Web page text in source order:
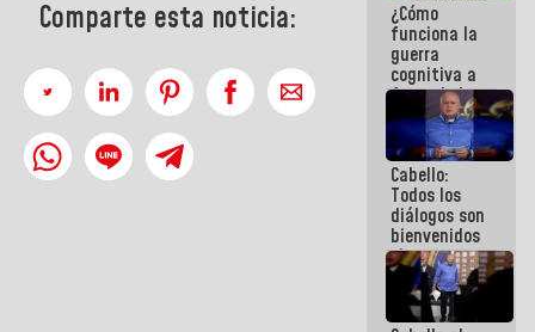
Comparte esta noticia: Aeropuerto
Internacional
de
Maiquetía
¿Cómo
funciona la
guerra
cognitiva a
favor de la
narrativa
hegemónica?
(1)
Cabello:
Todos los
diálogos son
bienvenidos
siempre que
estén en el
marco de la
Constitución